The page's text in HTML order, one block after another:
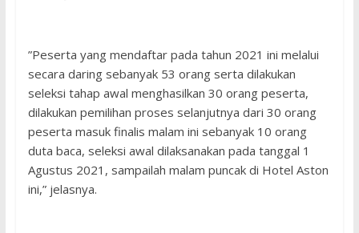
”Peserta yang mendaftar pada tahun 2021 ini melalui
secara daring sebanyak 53 orang serta dilakukan
seleksi tahap awal menghasilkan 30 orang peserta,
dilakukan pemilihan proses selanjutnya dari 30 orang
peserta masuk finalis malam ini sebanyak 10 orang
duta baca, seleksi awal dilaksanakan pada tanggal 1
Agustus 2021, sampailah malam puncak di Hotel Aston
ini,” jelasnya.